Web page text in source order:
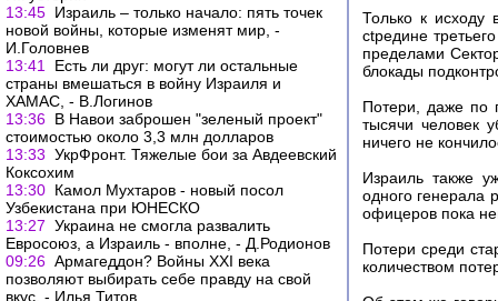
13:45 Израиль – только начало: пять точек
новой войны, которые изменят мир, -
И.Головнев
13:41
Есть ли друг: могут ли остальные
страны вмешаться в войну Израиля и
ХАМАС, - В.Логинов
13:36 В Навои заброшен "зеленый проект"
стоимостью около 3,3 млн долларов
13:33 УкрФронт. Тяжелые бои за Авдеевский
Коксохим
13:30 Камол Мухтаров - новый посол
Узбекистана при ЮНЕСКО
13:27 Украина не смогла развалить
Евросоюз, а Израиль - вполне, - Д.Родионов
09:26 Армагеддон? Войны XXI века
позволяют выбирать себе правду на свой
вкус, - Илья Титов
Только к исходу
сtредине
пределами
блокады
Потери, даже по
тысячи человек
ничего не
Израиль также
одного генерала
офицеров пока
Потери среди
количеством